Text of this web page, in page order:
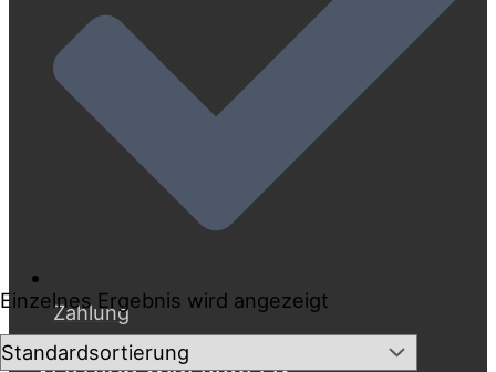
Einzelnes Ergebnis wird angezeigt
Zahlung
VERTRAG WIDERRUFEN